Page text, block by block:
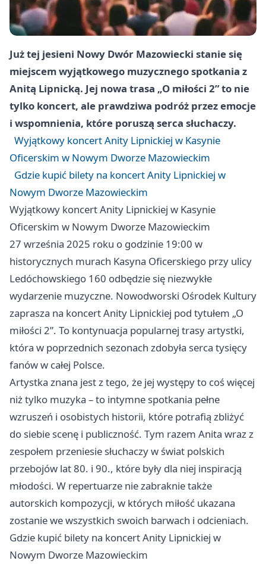
Już tej jesieni Nowy Dwór Mazowiecki stanie się
miejscem wyjątkowego muzycznego spotkania z
Anitą Lipnicką. Jej nowa trasa „O miłości 2” to nie
tylko koncert, ale prawdziwa podróż przez emocje
i wspomnienia, które poruszą serca słuchaczy.
Wyjątkowy koncert Anity Lipnickiej w Kasynie
Oficerskim w Nowym Dworze Mazowieckim
Gdzie kupić bilety na koncert Anity Lipnickiej w
Nowym Dworze Mazowieckim
Wyjątkowy koncert Anity Lipnickiej w Kasynie
Oficerskim w Nowym Dworze Mazowieckim
27 września 2025 roku o godzinie 19:00 w
historycznych murach Kasyna Oficerskiego przy ulicy
Ledóchowskiego 160 odbędzie się niezwykłe
wydarzenie muzyczne. Nowodworski Ośrodek Kultury
zaprasza na koncert Anity Lipnickiej pod tytułem „O
miłości 2”. To kontynuacja popularnej trasy artystki,
która w poprzednich sezonach zdobyła serca tysięcy
fanów w całej Polsce.
Artystka znana jest z tego, że jej występy to coś więcej
niż tylko muzyka – to intymne spotkania pełne
wzruszeń i osobistych historii, które potrafią zbliżyć
do siebie scenę i publiczność. Tym razem Anita wraz z
zespołem przeniesie słuchaczy w świat polskich
przebojów lat 80. i 90., które były dla niej inspiracją
młodości. W repertuarze nie zabraknie także
autorskich kompozycji, w których miłość ukazana
zostanie we wszystkich swoich barwach i odcieniach.
Gdzie kupić bilety na koncert Anity Lipnickiej w
Nowym Dworze Mazowieckim